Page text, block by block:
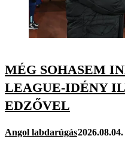
MÉG SOHASEM
LEAGUE-IDÉNY
EDZŐVEL
Angol labdarúgás